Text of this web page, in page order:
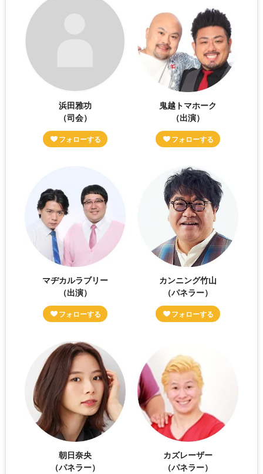
浜田雅功
（司会）
鬼越トマホーク
（出演）
マヂカルラブリー
（出演）
カンニング竹山
（パネラー）
朝日奈央
（パネラー）
カズレーザー
（パネラー）